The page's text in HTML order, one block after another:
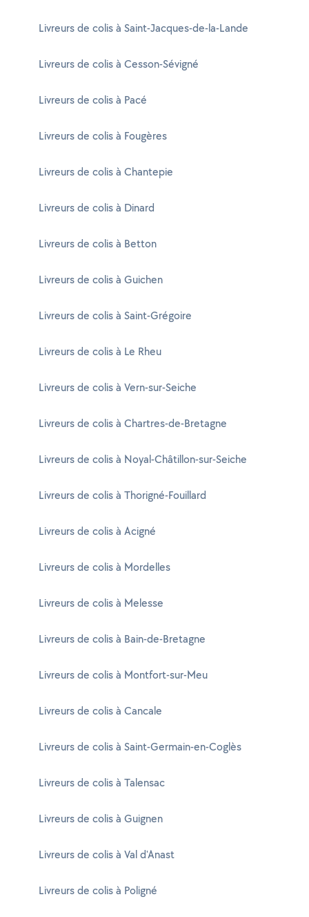
Livreurs de colis à Saint-Jacques-de-la-Lande
Livreurs de colis à Cesson-Sévigné
Livreurs de colis à Pacé
Livreurs de colis à Fougères
Livreurs de colis à Chantepie
Livreurs de colis à Dinard
Livreurs de colis à Betton
Livreurs de colis à Guichen
Livreurs de colis à Saint-Grégoire
Livreurs de colis à Le Rheu
Livreurs de colis à Vern-sur-Seiche
Livreurs de colis à Chartres-de-Bretagne
Livreurs de colis à Noyal-Châtillon-sur-Seiche
Livreurs de colis à Thorigné-Fouillard
Livreurs de colis à Acigné
Livreurs de colis à Mordelles
Livreurs de colis à Melesse
Livreurs de colis à Bain-de-Bretagne
Livreurs de colis à Montfort-sur-Meu
Livreurs de colis à Cancale
Livreurs de colis à Saint-Germain-en-Coglès
Livreurs de colis à Talensac
Livreurs de colis à Guignen
Livreurs de colis à Val d'Anast
Livreurs de colis à Poligné